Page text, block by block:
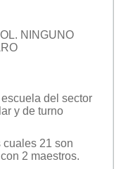
NINGUNO
del sector
y de turno
cuales 21 son
2 maestros.